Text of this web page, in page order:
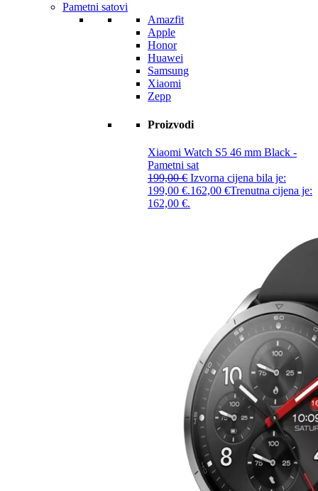
Pametni satovi
Amazfit
Apple
Honor
Huawei
Samsung
Xiaomi
Zepp
Proizvodi
Xiaomi Watch S5 46 mm Black -
Pametni sat
199,00€ Izvorna cijena bila je:
199,00 €.162,00 €Trenutna cijena je:
162,00 €.